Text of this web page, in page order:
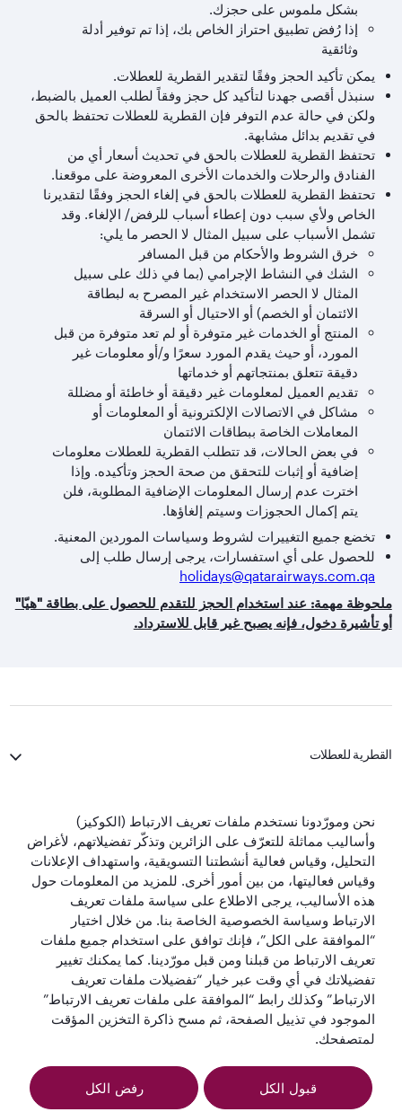
بشكل ملموس على حجزك.
إذا رُفض تطبيق احتراز الخاص بك، إذا تم توفير أدلة
وثائقية
يمكن تأكيد الحجز وفقًا لتقدير القطرية للعطلات.
سنبذل أقصى جهدنا لتأكيد كل حجز وفقاً لطلب العميل بالضبط،
ولكن في حالة عدم التوفر فإن القطرية للعطلات تحتفظ بالحق
في تقديم بدائل مشابهة.
تحتفظ القطرية للعطلات بالحق في تحديث أسعار أي من
الفنادق والرحلات والخدمات الأخرى المعروضة على موقعنا.
تحتفظ القطرية للعطلات بالحق في إلغاء الحجز وفقًا لتقديرنا
الخاص ولأي سبب دون إعطاء أسباب للرفض/ الإلغاء. وقد
تشمل الأسباب على سبيل المثال لا الحصر ما يلي:
خرق الشروط والأحكام من قبل المسافر
الشك في النشاط الإجرامي (بما في ذلك على سبيل
المثال لا الحصر الاستخدام غير المصرح به لبطاقة
الائتمان أو الخصم) أو الاحتيال أو السرقة
المنتج أو الخدمات غير متوفرة أو لم تعد متوفرة من قبل
المورد، أو حيث يقدم المورد سعرًا و/أو معلومات غير
دقيقة تتعلق بمنتجاتهم أو خدماتها
تقديم العميل لمعلومات غير دقيقة أو خاطئة أو مضللة
مشاكل في الاتصالات الإلكترونية أو المعلومات أو
المعاملات الخاصة ببطاقات الائتمان
في بعض الحالات، قد تتطلب القطرية للعطلات معلومات
إضافية أو إثبات للتحقق من صحة الحجز وتأكيده. وإذا
اخترت عدم إرسال المعلومات الإضافية المطلوبة، فلن
يتم إكمال الحجوزات وسيتم إلغاؤها.
تخضع جميع التغييرات لشروط وسياسات الموردين المعنية.
للحصول على أي استفسارات، يرجى إرسال طلب إلى
holidays@qatarairways.com.qa
ملحوظة مهمة: عند استخدام الحجز للتقدم للحصول على بطاقة "هيّا"
أو تأشيرة دخول، فإنه يصبح غير قابل للاسترداد.
القطرية للعطلات
لنبقَ على تواصل
أفضل شركة طيران
في العالم
أفضل درجة رجال
أعمال في العالم
أفضل صالة لدرجة
رجال الأعمال في
العالم
أفضل شركة طيران
في الشرق الأوسط
سياسة ملفات تعريف
إشعار
نحن ومورّدونا نستخدم ملفات تعريف الارتباط (الكوكيز)
وأساليب مماثلة للتعرّف على الزائرين وتذكّر تفضيلاتهم، لأغراض
التحليل، وقياس فعالية أنشطتنا التسويقية، واستهداف الإعلانات
وقياس فعاليتها، من بين أمور أخرى. للمزيد من المعلومات حول
هذه الأساليب، يرجى الاطلاع على سياسة ملفات تعريف
الارتباط وسياسة الخصوصية الخاصة بنا. من خلال اختيار
“الموافقة على الكل”، فإنك توافق على استخدام جميع ملفات
تعريف الارتباط من قبلنا ومن قبل مورّدينا. كما يمكنك تغيير
تفضيلاتك في أي وقت عبر خيار “تفضيلات ملفات تعريف
الارتباط” وكذلك رابط “الموافقة على ملفات تعريف الارتباط”
الموجود في تذييل الصفحة، ثم مسح ذاكرة التخزين المؤقت
لمتصفحك.
قبول الكل رفض الكل